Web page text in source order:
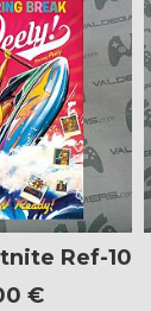
Ref-10
€